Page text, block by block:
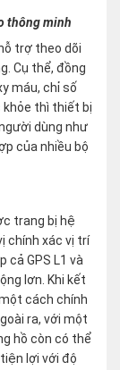
thông minh
trợ theo dõi
Cụ thể, đồng
máu, chỉ số
khỏe thì thiết bị
dùng như
của nhiều bộ
trang bị hệ
chính xác vị trí
cả GPS L1 và
lơn. Khi kết
cách chính
ra, với một
hồ còn có thể
lợi với độ